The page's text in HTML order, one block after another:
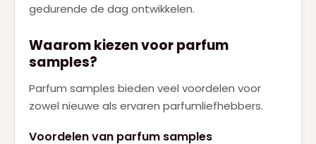
gedurende de dag ontwikkelen.
Waarom kiezen voor parfum
samples?
Parfum samples bieden veel voordelen voor
zowel nieuwe als ervaren parfumliefhebbers.
Voordelen van parfum samples